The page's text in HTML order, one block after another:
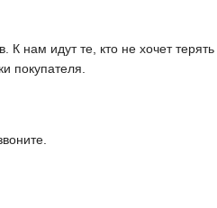
К нам идут те, кто не хочет терять
покупателя.